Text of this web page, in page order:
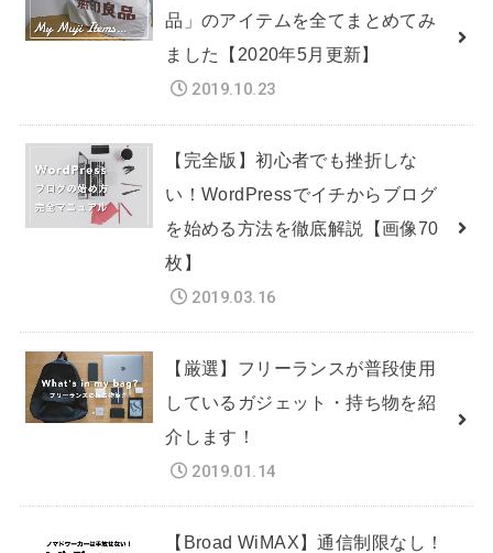
品」のアイテムを全てまとめてみ
ました【2020年5月更新】
2019.10.23
【完全版】初心者でも挫折しな
い！WordPressでイチからブログ
を始める方法を徹底解説【画像70
枚】
2019.03.16
【厳選】フリーランスが普段使用
しているガジェット・持ち物を紹
介します！
2019.01.14
【Broad WiMAX】通信制限なし！